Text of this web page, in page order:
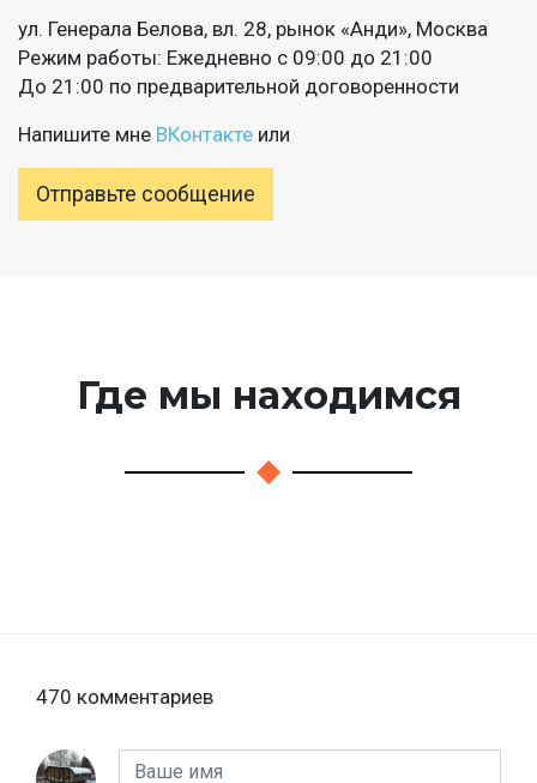
ул. Генерала Белова, вл. 28, рынок «Анди», Москва
Режим работы: Ежедневно с 09:00 до 21:00
До 21:00 по предварительной договоренности
Напишите мне ВКонтакте или
Отправьте сообщение
Где мы находимся
470 комментариев